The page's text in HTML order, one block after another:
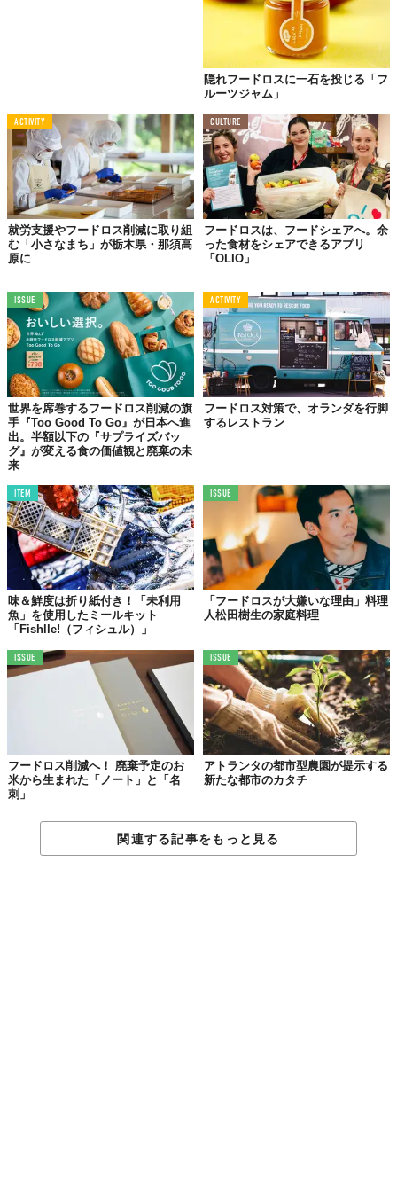
隠れフードロスに一石を投じる「フ
ルーツジャム」
ACTIVITY
就労支援やフードロス削減に取り組
む「小さなまち」が栃木県・那須高
原に
CULTURE
フードロスは、フードシェアへ。余
った食材をシェアできるアプリ
「OLIO」
ISSUE
世界を席巻するフードロス削減の旗
手『Too Good To Go』が日本へ進
出。半額以下の『サプライズバッ
グ』が変える食の価値観と廃棄の未
来
ACTIVITY
フードロス対策で、オランダを行脚
するレストラン
ITEM
味＆鮮度は折り紙付き！「未利用
魚」を使用したミールキット
「Fishlle!（フィシュル）」
ISSUE
「フードロスが大嫌いな理由」料理
人松田樹生の家庭料理
ISSUE
フードロス削減へ！ 廃棄予定のお
米から生まれた「ノート」と「名
刺」
ISSUE
アトランタの都市型農園が提示する
新たな都市のカタチ
関連する記事をもっと見る